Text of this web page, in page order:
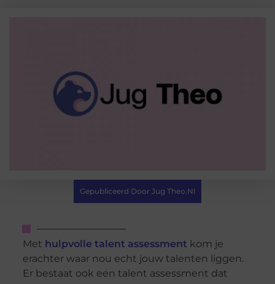
Gepubliceerd Door Jug Theo.nl
Met hulpvolle talent assessment kom je
erachter waar nou echt jouw talenten liggen.
Er bestaat ook een talent assessment dat